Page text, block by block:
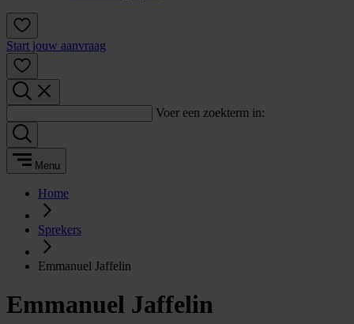
Start jouw aanvraag
Voer een zoekterm in:
Menu
Home
Sprekers
Emmanuel Jaffelin
Emmanuel Jaffelin